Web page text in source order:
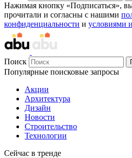
Нажимая кнопку «Подписаться»,
прочитали и согласны с нашими
конфиденциальности и условиями
Поиск
Популярные поисковые запросы
Акции
Архитектура
Дизайн
Новости
Строительство
Технологии
Сейчас в тренде